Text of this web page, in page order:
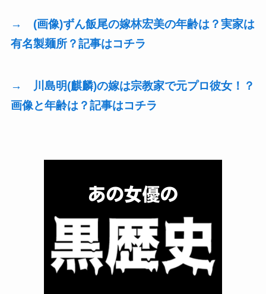
→ (画像)ずん飯尾の嫁林宏美の年齢は？実家は
有名製麺所？記事はコチラ
→ 川島明(麒麟)の嫁は宗教家で元プロ彼女！？
画像と年齢は？記事はコチラ